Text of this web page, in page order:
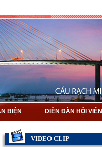
BIỆN DIỄN ĐÀN HỘI VIÊN
VIDEO CLIP